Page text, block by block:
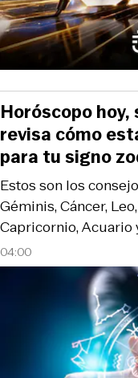
04:00
Estos son los
Géminis, Cáncer,
Capricornio, Acuario
Horóscopo
revisa cómo
para tu signo